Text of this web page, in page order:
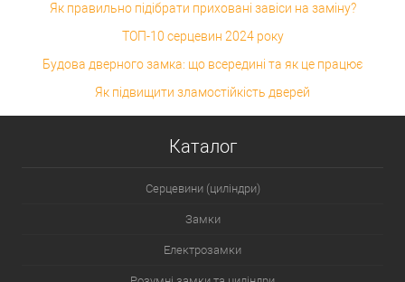
Як правильно підібрати приховані завіси на заміну?
ТОП-10 серцевин 2024 року
Будова дверного замка: що всередині та як це працює
Як підвищити зламостійкість дверей
Каталог
Серцевини (циліндри)
Замки
Електрозамки